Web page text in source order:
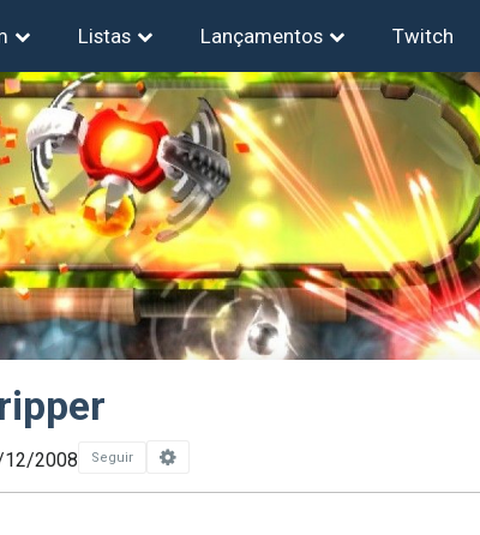
Listas Lançamentos Twitch
12/2008 Seguir